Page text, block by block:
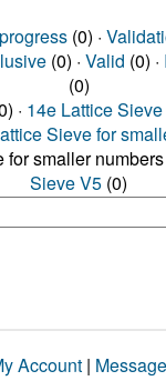
(0) ·
(0) · Valid (0) ·
(0)
· 14e Lattice Sieve
Sieve for
smaller numbers
Sieve V5 (0)
Account |